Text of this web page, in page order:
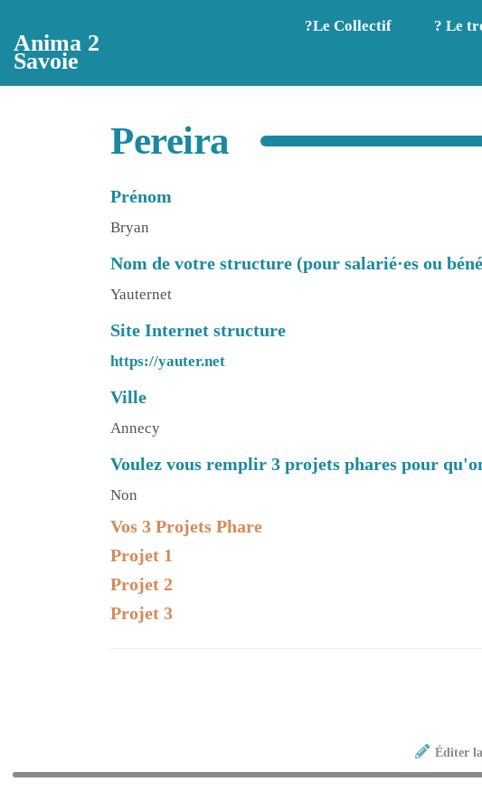
Anima 2
Savoie
?️Le Collectif ? Le
Pereira
Prénom
Bryan
Nom de votre structure (pour salarié·es ou
Yauternet
Site Internet structure
https://yauter.net
Ville
Annecy
Voulez vous remplir 3 projets phares pour
Non
Vos 3 Projets Phare
Projet 1
Projet 2
Projet 3
Éditer